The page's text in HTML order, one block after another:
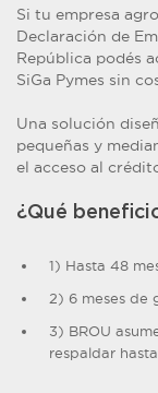
Si tu empresa
Declaración de
República podés
SiGa Pymes sin
Una solución
pequeñas y
el acceso al
¿Qué
1) Hasta 48
2) 6 meses de
3) BROU
respaldar